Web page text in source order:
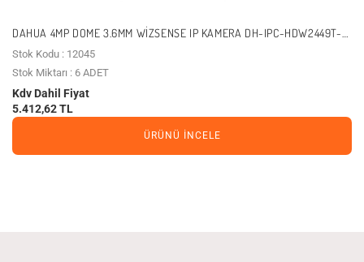
DAHUA 4MP DOME 3.6MM WIZSENSE IP KAMERA DH-IPC-HDW2449T-
S-PRO
Stok Kodu : 12045
Stok Miktarı : 6 ADET
Kdv Dahil Fiyat
5.412,62 TL
ÜRÜNÜ İNCELE